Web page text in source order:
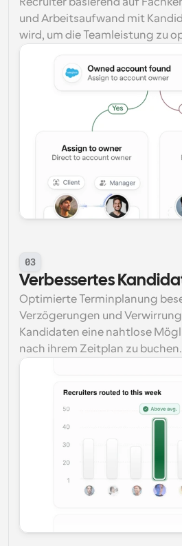
und Arbeitsaufwand mit
wird, um die Teamleistung zu
03
Verbessertes
Optimierte Terminplanung
Verzögerungen und
Kandidaten eine nahtlose
nach ihrem Zeitplan zu buchen.